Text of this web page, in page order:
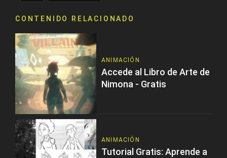
CONTENIDO RELACIONADO
ANIMACIÓN
Accede al Libro de Arte de
Nimona - Gratis
ANIMACIÓN
Tutorial Gratis: Aprende a